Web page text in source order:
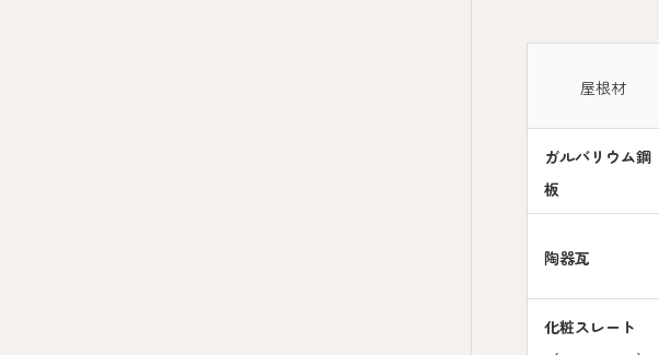
屋根材
ガルバリウム鋼
板
陶器瓦
化粧スレート